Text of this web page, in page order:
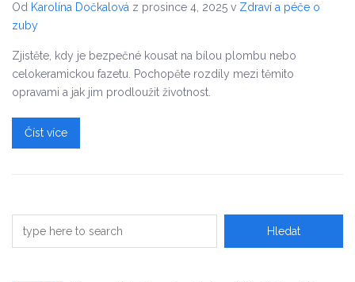
Od Karolína Dočkalová z prosince 4, 2025 v Zdraví a péče o
zuby
Zjistěte, kdy je bezpečné kousat na bílou plombu nebo
celokeramickou fazetu. Pochopěte rozdíly mezi těmito
opravami a jak jim prodloužit životnost.
Číst více